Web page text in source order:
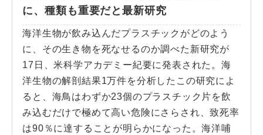
に、種類も重要だと最新研究
海洋生物が飲み込んだプラスチックがどのよう
に、その生き物を死なせるのか調べた新研究が
17日、米科学アカデミー紀要に発表された。海
洋生物の解剖結果1万件を分析したこの研究によ
ると、海鳥はわずか23個のプラスチック片を飲
み込むだけで極めて高い危険にさらされ、致死率
は90％に達することが明らかになった。海洋哺